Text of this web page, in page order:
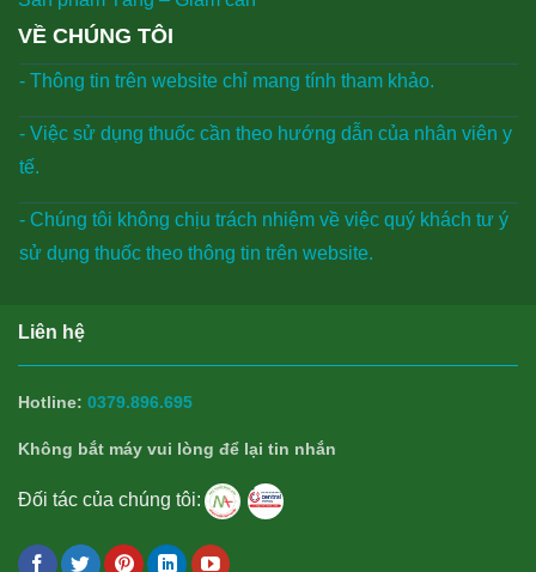
VỀ CHÚNG TÔI
- Thông tin trên website chỉ mang tính tham khảo.
- Việc sử dụng thuốc cần theo hướng dẫn của nhân viên y
tế.
- Chúng tôi không chịu trách nhiệm về việc quý khách tư ý
sử dụng thuốc theo thông tin trên website.
Liên hệ
Hotline: 0379.896.695
Không bắt máy vui lòng để lại tin nhắn
Đối tác của chúng tôi: